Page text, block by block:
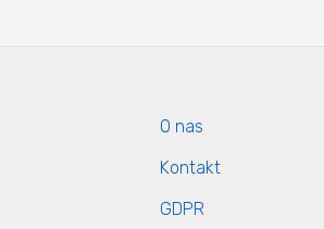
O nas
Kontakt
GDPR